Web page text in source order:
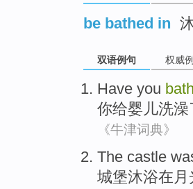
be bathed in
双语例句 权威
Have you
你给婴儿洗澡
《牛津词典》
The castle
城堡沐浴在